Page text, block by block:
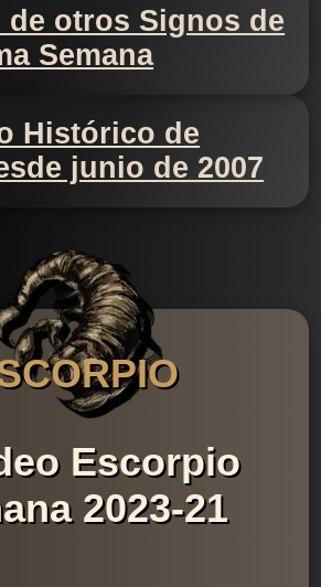
de otros Signos de
Semana
Histórico de
junio de 2007
Escorpio
2023-21